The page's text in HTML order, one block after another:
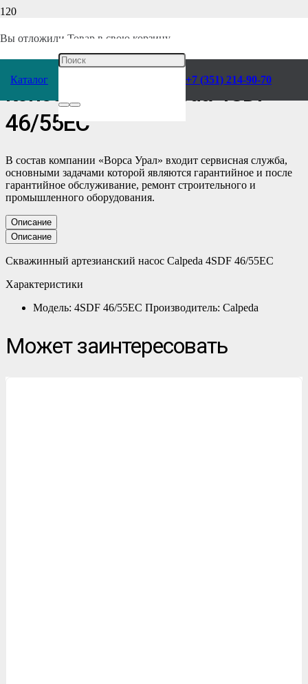
Вы отложили Товар в свою корзину.
Каталог +7 (351) 214-90-70
Скважинный Насос
консольный Calpeda 4SDF
46/55EC
В состав компании «Ворса Урал» входит сервисная служба,
основными задачами которой являются гарантийное и после
гарантийное обслуживание, ремонт строительного и
промышленного оборудования.
Описание
Описание
Скважинный артезианский насос Calpeda 4SDF 46/55EC
Характеристики
Модель: 4SDF 46/55EC Производитель: Calpeda
Может заинтересовать